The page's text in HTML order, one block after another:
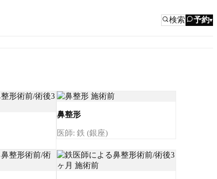
検索 予約▾
鼻整形
医師: 鉄 (銀座)